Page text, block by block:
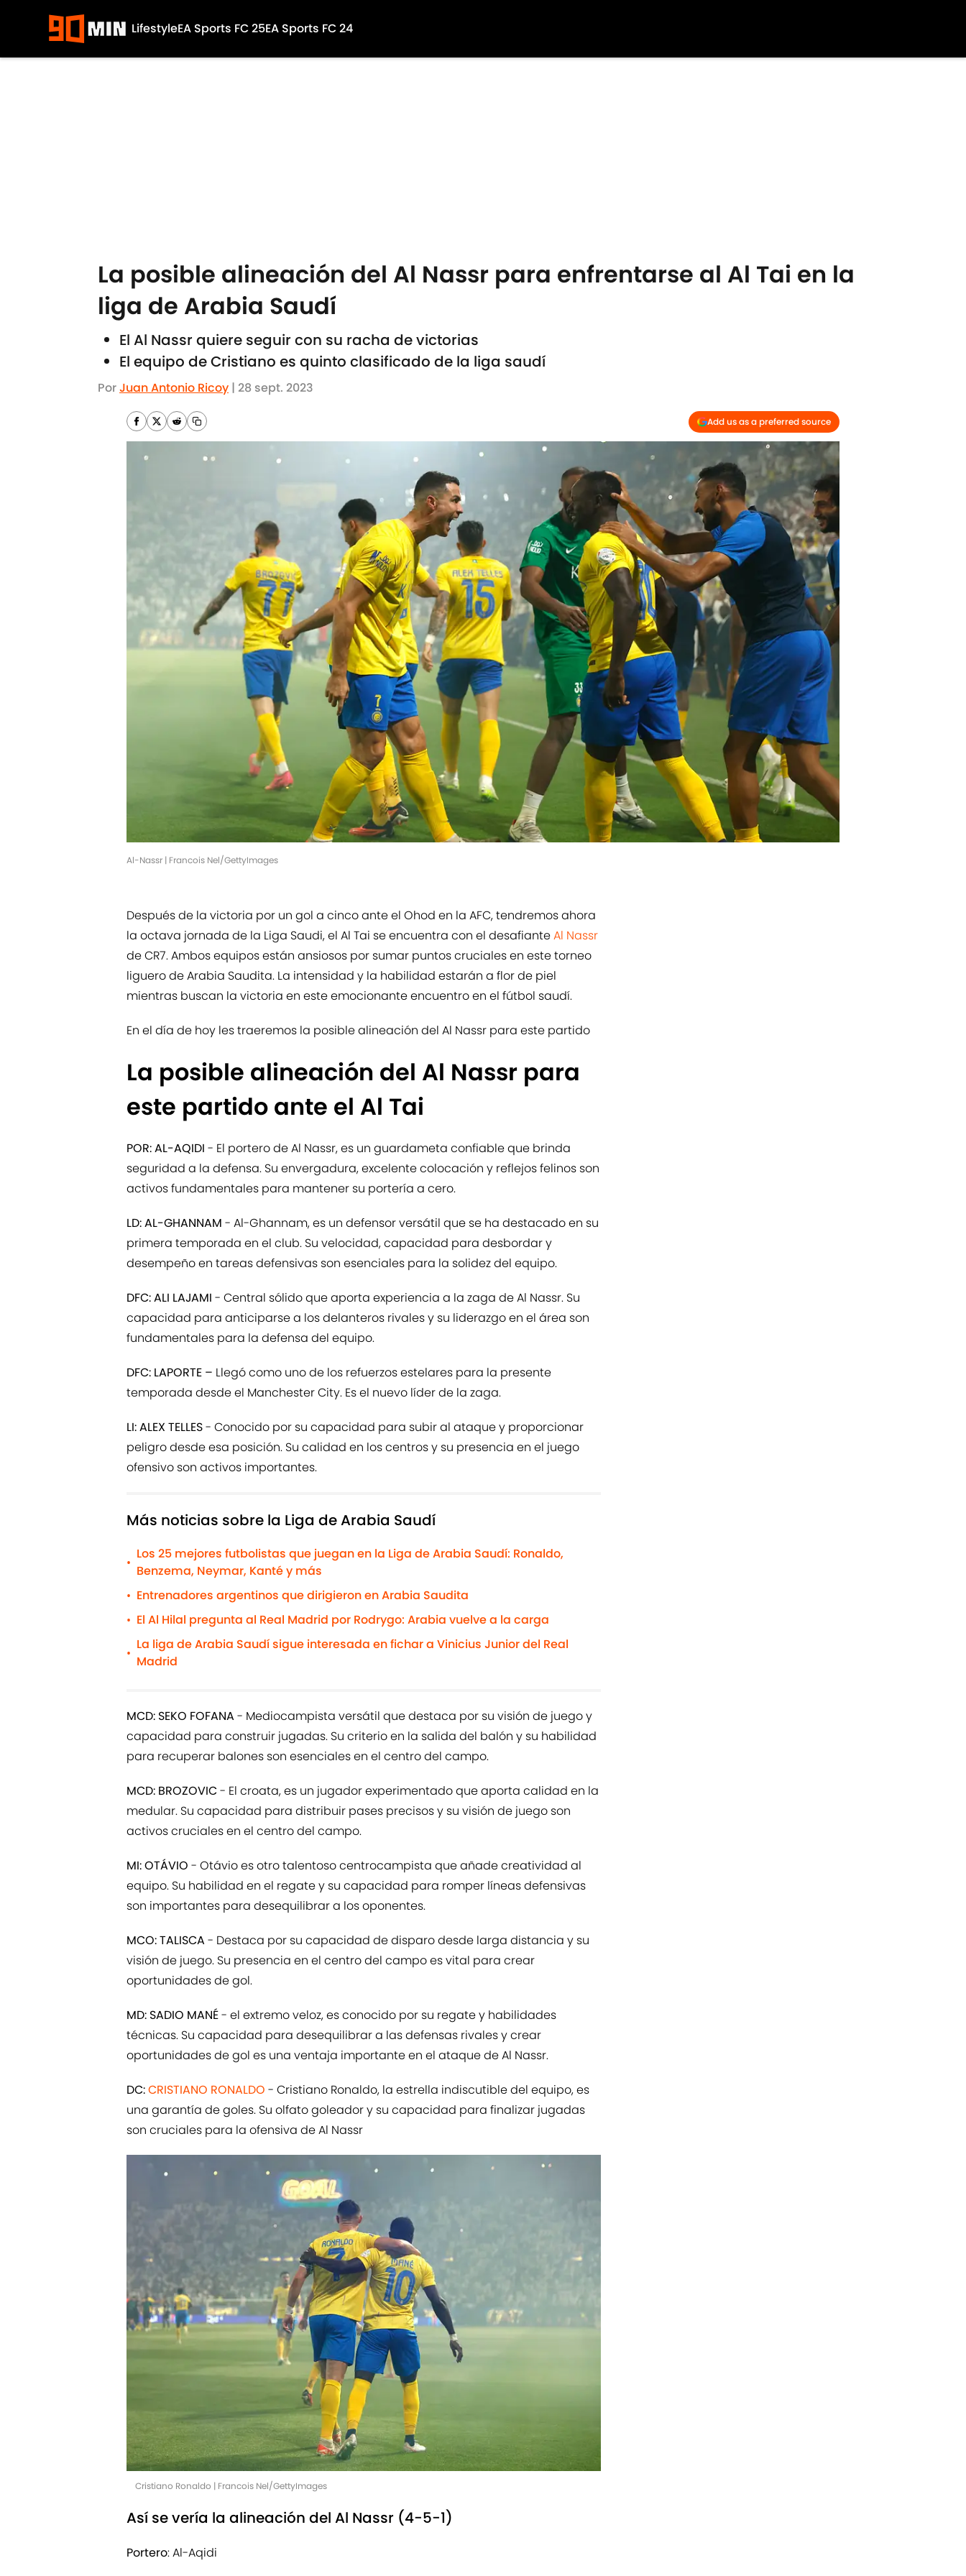
LifestyleEA Sports FC 25EA Sports FC 24
La posible alineación del Al Nassr para enfrentarse al Al Tai en la
liga de Arabia Saudí
El Al Nassr quiere seguir con su racha de victorias
El equipo de Cristiano es quinto clasificado de la liga saudí
PorJuan Antonio Ricoy | 28 sept. 2023
Add us as a preferred source
Al-Nassr | Francois Nel/GettyImages
Después de la victoria por un gol a cinco ante el Ohod en la AFC, tendremos ahora
la octava jornada de la Liga Saudi, el Al Tai se encuentra con el desafianteAl Nassr
de CR7. Ambos equipos están ansiosos por sumar puntos cruciales en este torneo
liguero de Arabia Saudita. La intensidad y la habilidad estarán a flor de piel
mientras buscan la victoria en este emocionante encuentro en el fútbol saudí.
En el día de hoy les traeremos la posible alineación del Al Nassr para este partido
La posible alineación del Al Nassr para
este partido ante el Al Tai
POR: AL-AQIDI - El portero de Al Nassr, es un guardameta confiable que brinda
seguridad a la defensa. Su envergadura, excelente colocación y reflejos felinos son
activos fundamentales para mantener su portería a cero.
LD: AL-GHANNAM - Al-Ghannam, es un defensor versátil que se ha destacado en su
primera temporada en el club. Su velocidad, capacidad para desbordar y
desempeño en tareas defensivas son esenciales para la solidez del equipo.
DFC: ALI LAJAMI - Central sólido que aporta experiencia a la zaga de Al Nassr. Su
capacidad para anticiparse a los delanteros rivales y su liderazgo en el área son
fundamentales para la defensa del equipo.
DFC: LAPORTE – Llegó como uno de los refuerzos estelares para la presente
temporada desde el Manchester City. Es el nuevo líder de la zaga.
LI: ALEX TELLES- Conocido por su capacidad para subir al ataque y proporcionar
peligro desde esa posición. Su calidad en los centros y su presencia en el juego
ofensivo son activos importantes.
Más noticias sobre la Liga de Arabia Saudí
•
Los 25 mejores futbolistas que juegan en la Liga de Arabia Saudí: Ronaldo,
Benzema, Neymar, Kanté y más
• Entrenadores argentinos que dirigieron en Arabia Saudita
• El Al Hilal pregunta al Real Madrid por Rodrygo: Arabia vuelve a la carga
•
La liga de Arabia Saudí sigue interesada en fichar a Vinicius Junior del Real
Madrid
MCD: SEKO FOFANA - Mediocampista versátil que destaca por su visión de juego y
capacidad para construir jugadas. Su criterio en la salida del balón y su habilidad
para recuperar balones son esenciales en el centro del campo.
MCD: BROZOVIC- El croata, es un jugador experimentado que aporta calidad en la
medular. Su capacidad para distribuir pases precisos y su visión de juego son
activos cruciales en el centro del campo.
MI: OTÁVIO - Otávio es otro talentoso centrocampista que añade creatividad al
equipo. Su habilidad en el regate y su capacidad para romper líneas defensivas
son importantes para desequilibrar a los oponentes.
MCO: TALISCA - Destaca por su capacidad de disparo desde larga distancia y su
visión de juego. Su presencia en el centro del campo es vital para crear
oportunidades de gol.
MD: SADIO MANÉ- el extremo veloz, es conocido por su regate y habilidades
técnicas. Su capacidad para desequilibrar a las defensas rivales y crear
oportunidades de gol es una ventaja importante en el ataque de Al Nassr.
DC:CRISTIANO RONALDO - Cristiano Ronaldo, la estrella indiscutible del equipo, es
una garantía de goles. Su olfato goleador y su capacidad para finalizar jugadas
son cruciales para la ofensiva de Al Nassr
Cristiano Ronaldo | Francois Nel/GettyImages
Así se vería la alineación del Al Nassr (4-5-1)
Portero: Al-Aqidi